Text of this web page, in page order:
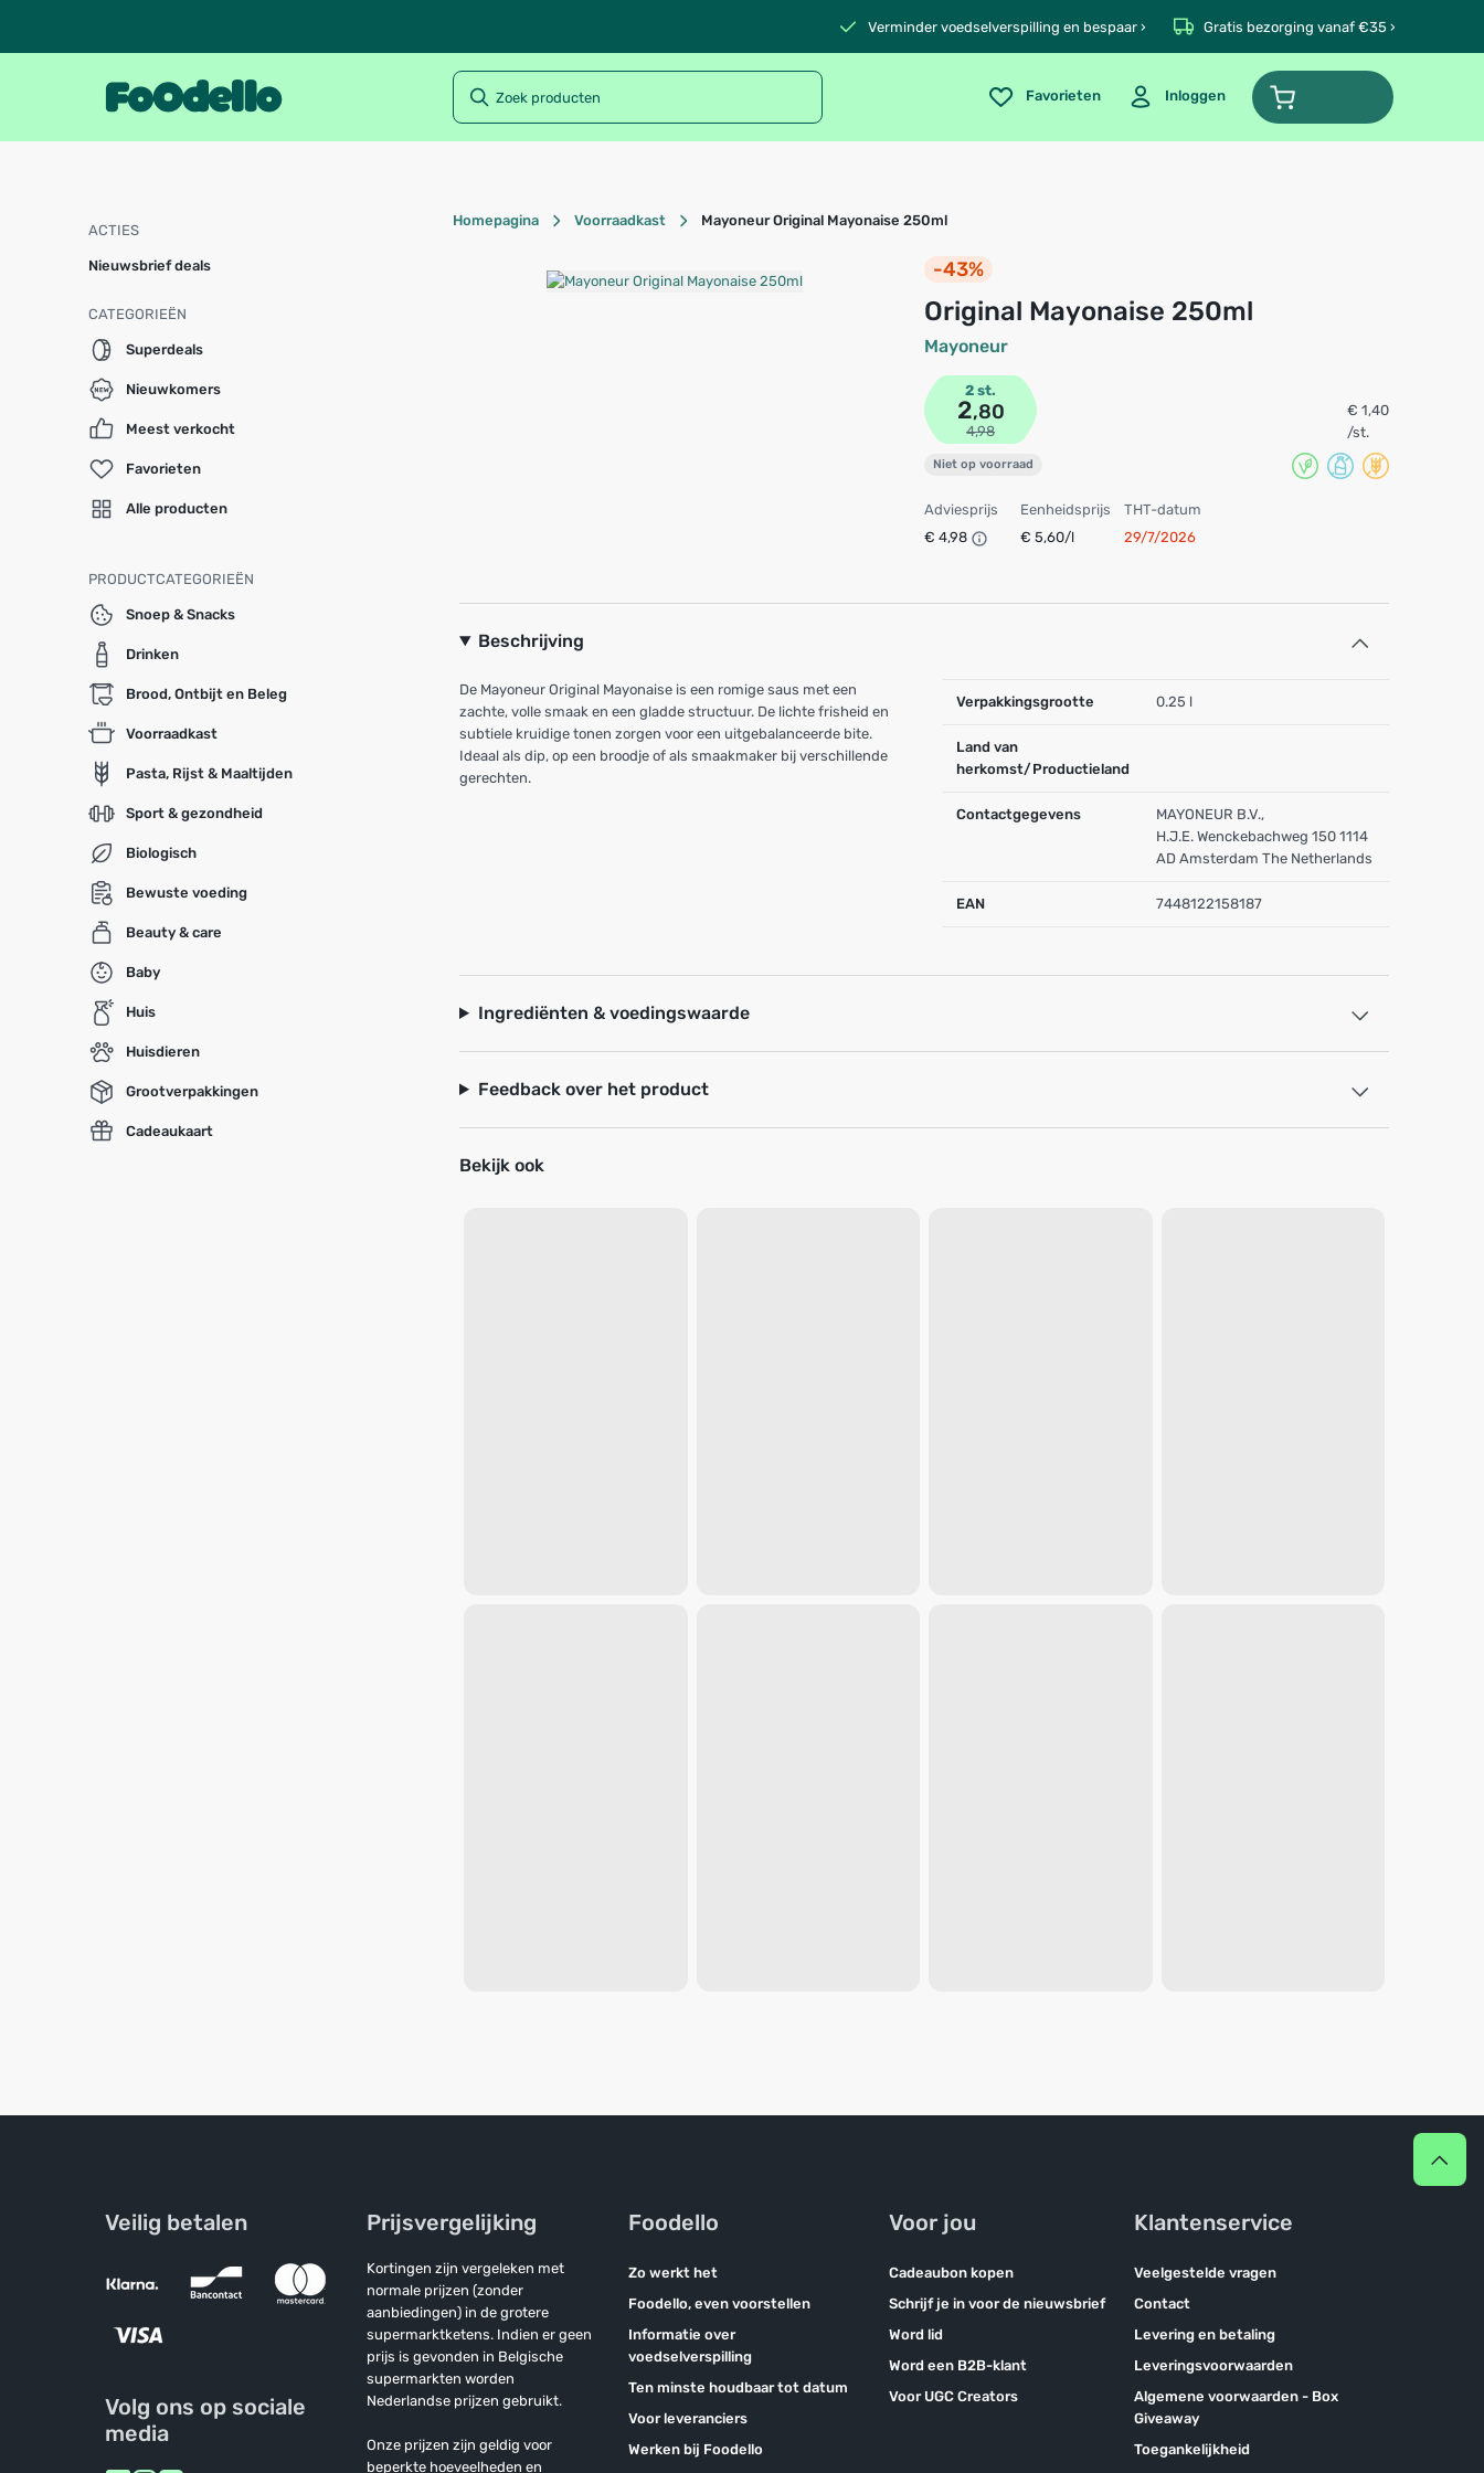
Verminder voedselverspilling en bespaar › Gratis bezorging vanaf €35 ›
Favorieten Inloggen
ACTIES
Nieuwsbrief deals
CATEGORIEËN
Superdeals
Nieuwkomers
Meest verkocht
Favorieten
Alle producten
PRODUCTCATEGORIEËN
Snoep & Snacks
Drinken
Brood, Ontbijt en Beleg
Voorraadkast
Pasta, Rijst & Maaltijden
Sport & gezondheid
Biologisch
Bewuste voeding
Beauty & care
Baby
Huis
Huisdieren
Grootverpakkingen
Cadeaukaart
Homepagina Voorraadkast Mayoneur Original Mayonaise 250ml
-43%
Original Mayonaise 250ml
Mayoneur
2 st.
2,80
4,98
€ 1,40
/st.
Niet op voorraad
Adviesprijs
€ 4,98
Eenheidsprijs
€ 5,60/l
THT-datum
29/7/2026
Beschrijving
De Mayoneur Original Mayonaise is een romige saus met een
zachte, volle smaak en een gladde structuur. De lichte frisheid en
subtiele kruidige tonen zorgen voor een uitgebalanceerde bite.
Ideaal als dip, op een broodje of als smaakmaker bij verschillende
gerechten.
Verpakkingsgrootte 0.25 l
Land van
herkomst/Productieland
Contactgegevens
MAYONEUR B.V.,
H.J.E. Wenckebachweg 150 1114
AD Amsterdam The Netherlands
EAN 7448122158187
Ingrediënten & voedingswaarde
Feedback over het product
Bekijk ook
Veilig betalen
Volg ons op sociale
media
Prijsvergelijking
Kortingen zijn vergeleken met
normale prijzen (zonder
aanbiedingen) in de grotere
supermarktketens. Indien er geen
prijs is gevonden in Belgische
supermarkten worden
Nederlandse prijzen gebruikt.
Onze prijzen zijn geldig voor
beperkte hoeveelheden en
Foodello
Zo werkt het
Foodello, even voorstellen
Informatie over
voedselverspilling
Ten minste houdbaar tot datum
Voor leveranciers
Werken bij Foodello
Voor jou
Cadeaubon kopen
Schrijf je in voor de nieuwsbrief
Word lid
Word een B2B-klant
Voor UGC Creators
Klantenservice
Veelgestelde vragen
Contact
Levering en betaling
Leveringsvoorwaarden
Algemene voorwaarden - Box
Giveaway
Toegankelijkheid